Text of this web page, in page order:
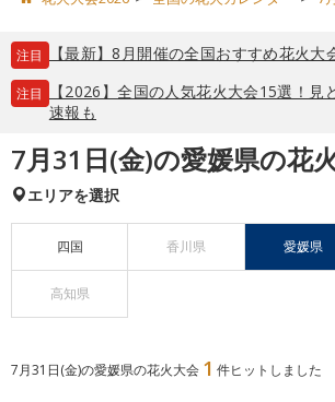
注目 【最新】8月開催の全国おすすめ花火大
注目
【2026】全国の人気花火大会15選！見
速報も
7月31日(金)の愛媛県の花
エリアを選択
四国 香川県 愛媛県
高知県
7月31日(金)の愛媛県の花火大会 1 件ヒットしました